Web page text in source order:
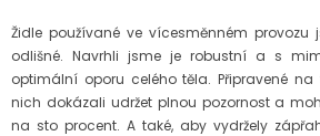
Židle používané ve vícesměnném
odlišné. Navrhli jsme je robustní a s
optimální oporu celého těla. Připravené
nich dokázali udržet plnou pozornost a
na sto procent. A také, aby vydržely